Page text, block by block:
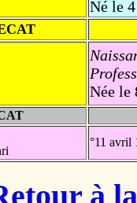
Né le
Née le
°11 avril
à